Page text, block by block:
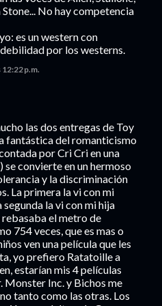
No hay competencia
es un western con
por los westerns.
p.m.
las dos entregas de Toy
fantástica del romanticismo
por Cri Cri en una
convierte en un hermoso
y la discriminación
La primera la vi con mi
segunda la vi con mi hija
el metro de
754 veces, que es mas o
ven una película que les
yo prefiero Ratatoille a
estarían mis 4 películas
Monster Inc. y Bichos me
tanto como las otras. Los